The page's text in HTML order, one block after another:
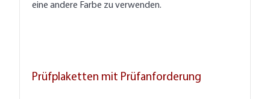
eine andere Farbe zu verwenden.
Prüfplaketten mit Prüfanforderung